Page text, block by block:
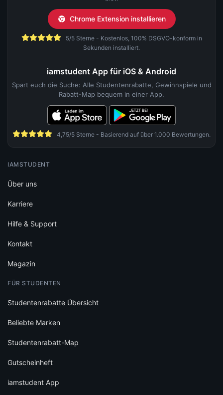
Chrome Extension installieren
5/5 Sterne - Kostenlos, 100% DSGVO-konform in
Sekunden installiert.
iamstudent App für iOS & Android
Spart euch die Suche: Alle Studentenrabatte, Gewinnspiele und
Rabatt-Map bequem in einer App.
4,75/5 Sterne - Basierend auf über 1.000 Bewertungen.
IAMSTUDENT
Über uns
Karriere
Hilfe & Support
Kontakt
Magazin
FÜR STUDENTEN
Studentenrabatte Übersicht
Beliebte Marken
Studentenrabatt-Map
Gutscheinheft
iamstudent App